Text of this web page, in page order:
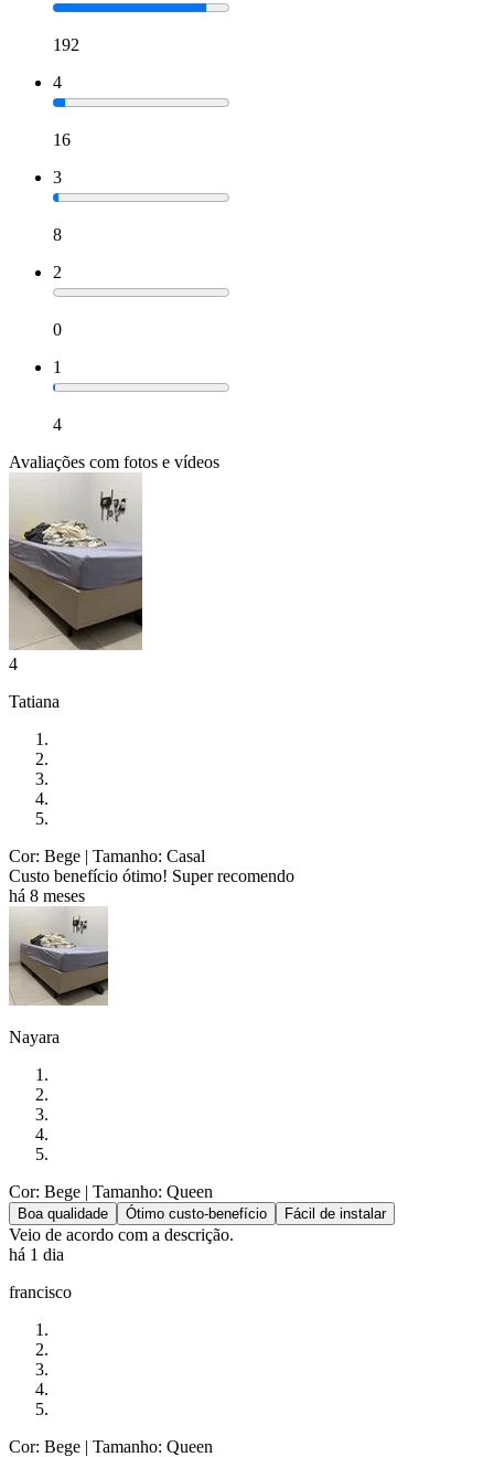
192
4
16
3
8
2
0
1
4
Avaliações com fotos e vídeos
4
Tatiana
Cor: Bege | Tamanho: Casal
Custo benefício ótimo! Super recomendo
há 8 meses
Nayara
Cor: Bege | Tamanho: Queen
Boa qualidade Ótimo custo-benefício Fácil de instalar
Veio de acordo com a descrição.
há 1 dia
francisco
Cor: Bege | Tamanho: Queen